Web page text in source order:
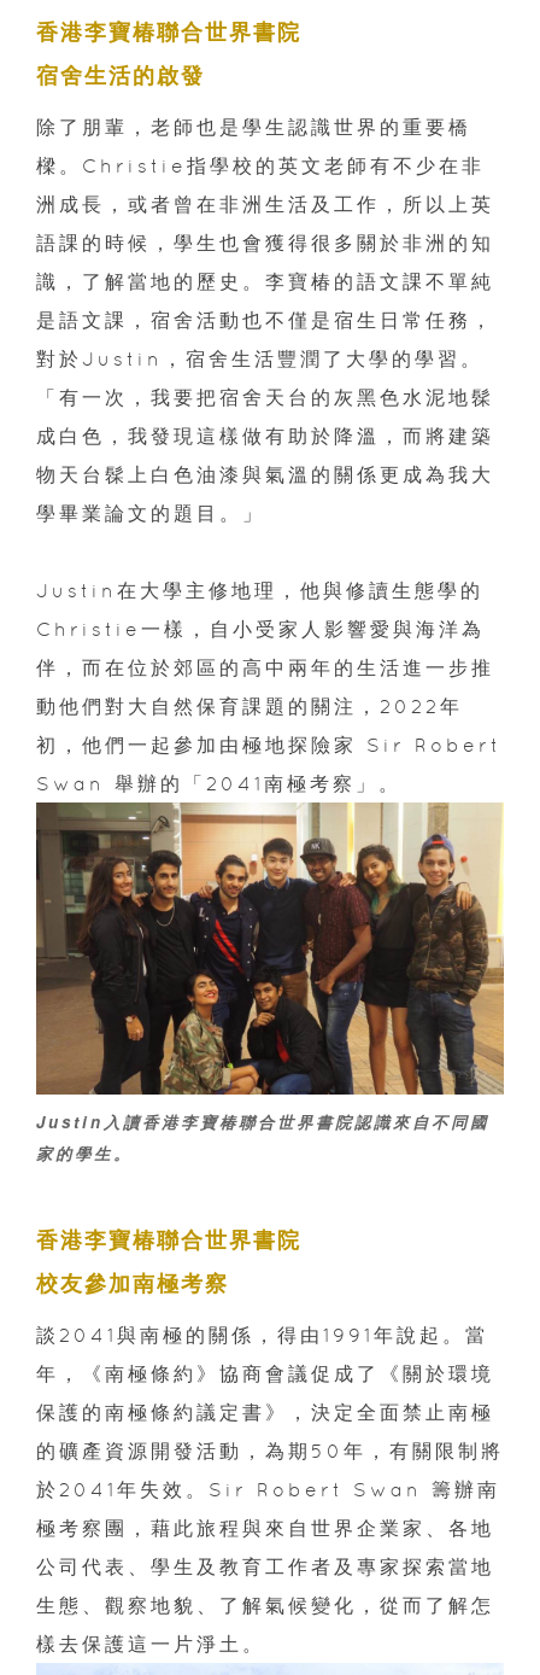
香港李寶椿聯合世界書院
宿舍生活的啟發
除了朋輩，老師也是學生認識世界的重要橋
樑。Christie指學校的英文老師有不少在非
洲成長，或者曾在非洲生活及工作，所以上英
語課的時候，學生也會獲得很多關於非洲的知
識，了解當地的歷史。李寶椿的語文課不單純
是語文課，宿舍活動也不僅是宿生日常任務，
對於Justin，宿舍生活豐潤了大學的學習。
「有一次，我要把宿舍天台的灰黑色水泥地髹
成白色，我發現這樣做有助於降溫，而將建築
物天台髹上白色油漆與氣溫的關係更成為我大
學畢業論文的題目。」
Justin在大學主修地理，他與修讀生態學的
Christie一樣，自小受家人影響愛與海洋為
伴，而在位於郊區的高中兩年的生活進一步推
動他們對大自然保育課題的關注，2022年
初，他們一起參加由極地探險家 Sir Robert
Swan 舉辦的「2041南極考察」。
Justin入讀香港李寶椿聯合世界書院認識來自不同國
家的學生。
香港李寶椿聯合世界書院
校友參加南極考察
談2041與南極的關係，得由1991年說起。當
年，《南極條約》協商會議促成了《關於環境
保護的南極條約議定書》，決定全面禁止南極
的礦產資源開發活動，為期50年，有關限制將
於2041年失效。Sir Robert Swan 籌辦南
極考察團，藉此旅程與來自世界企業家、各地
公司代表、學生及教育工作者及專家探索當地
生態、觀察地貌、了解氣候變化，從而了解怎
樣去保護這一片淨土。